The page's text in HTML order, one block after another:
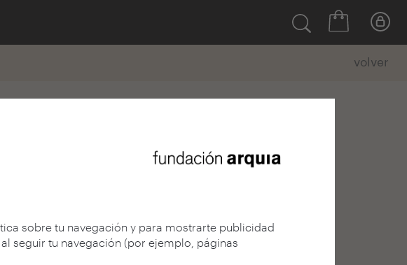
sobre tu navegación y para mostrarte publicidad
seguir tu navegación (por ejemplo, páginas
volver